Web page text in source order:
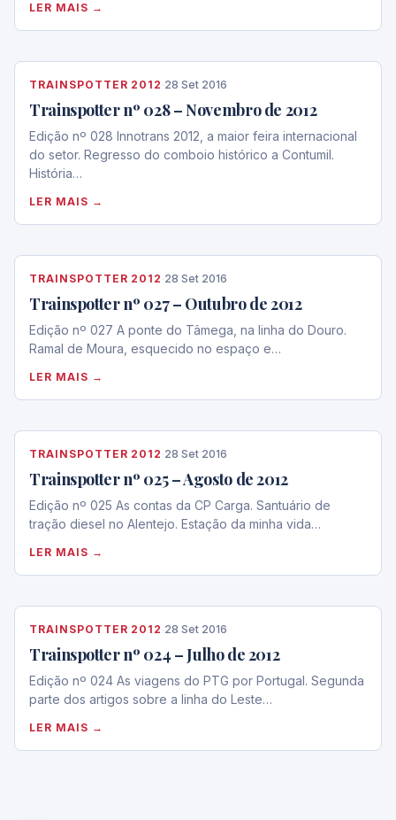
LER MAIS →
TRAINSPOTTER 2012 ·28 Set 2016
Trainspotter nº 028 – Novembro de 2012
Edição nº 028 Innotrans 2012, a maior feira internacional
do setor. Regresso do comboio histórico a Contumil.
História…
LER MAIS →
TRAINSPOTTER 2012 ·28 Set 2016
Trainspotter nº 027 – Outubro de 2012
Edição nº 027 A ponte do Tâmega, na linha do Douro.
Ramal de Moura, esquecido no espaço e…
LER MAIS →
TRAINSPOTTER 2012 ·28 Set 2016
Trainspotter nº 025 – Agosto de 2012
Edição nº 025 As contas da CP Carga. Santuário de
tração diesel no Alentejo. Estação da minha vida…
LER MAIS →
TRAINSPOTTER 2012 ·28 Set 2016
Trainspotter nº 024 – Julho de 2012
Edição nº 024 As viagens do PTG por Portugal. Segunda
parte dos artigos sobre a linha do Leste…
LER MAIS →